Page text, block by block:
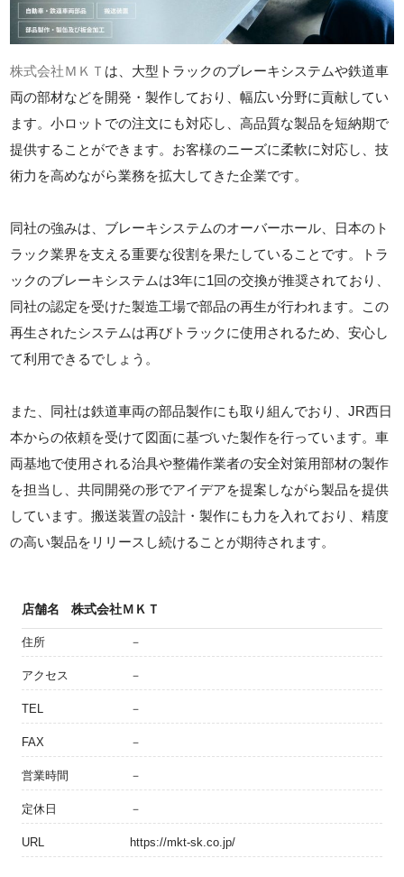
株式会社ＭＫＴ は、大型トラックのブレーキシステムや鉄道車
両の部材などを開発・製作しており、幅広い分野に貢献してい
ます。小ロットでの注文にも対応し、高品質な製品を短納期で
提供することができます。お客様のニーズに柔軟に対応し、技
術力を高めながら業務を拡大してきた企業です。
同社の強みは、ブレーキシステムのオーバーホール、日本のト
ラック業界を支える重要な役割を果たしていることです。トラ
ックのブレーキシステムは3年に1回の交換が推奨されており、
同社の認定を受けた製造工場で部品の再生が行われます。この
再生されたシステムは再びトラックに使用されるため、安心し
て利用できるでしょう。
また、同社は鉄道車両の部品製作にも取り組んでおり、JR西日
本からの依頼を受けて図面に基づいた製作を行っています。車
両基地で使用される治具や整備作業者の安全対策用部材の製作
を担当し、共同開発の形でアイデアを提案しながら製品を提供
しています。搬送装置の設計・製作にも力を入れており、精度
の高い製品をリリースし続けることが期待されます。
店舗名 株式会社ＭＫＴ
住所 －
アクセス －
TEL －
FAX －
営業時間 －
定休日 －
URL https://mkt-sk.co.jp/